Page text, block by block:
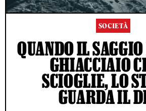
SOCIETÀ
QUANDO IL
GHIACCIAIO
SCIOGLIE, LO
GUARDA IL